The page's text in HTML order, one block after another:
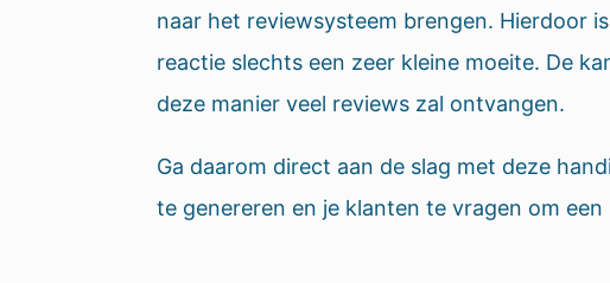
naar het reviewsysteem brengen. Hierdoor
reactie slechts een zeer kleine moeite. De
deze manier veel reviews zal ontvangen.
Ga daarom direct aan de slag met deze
te genereren en je klanten te vragen om een